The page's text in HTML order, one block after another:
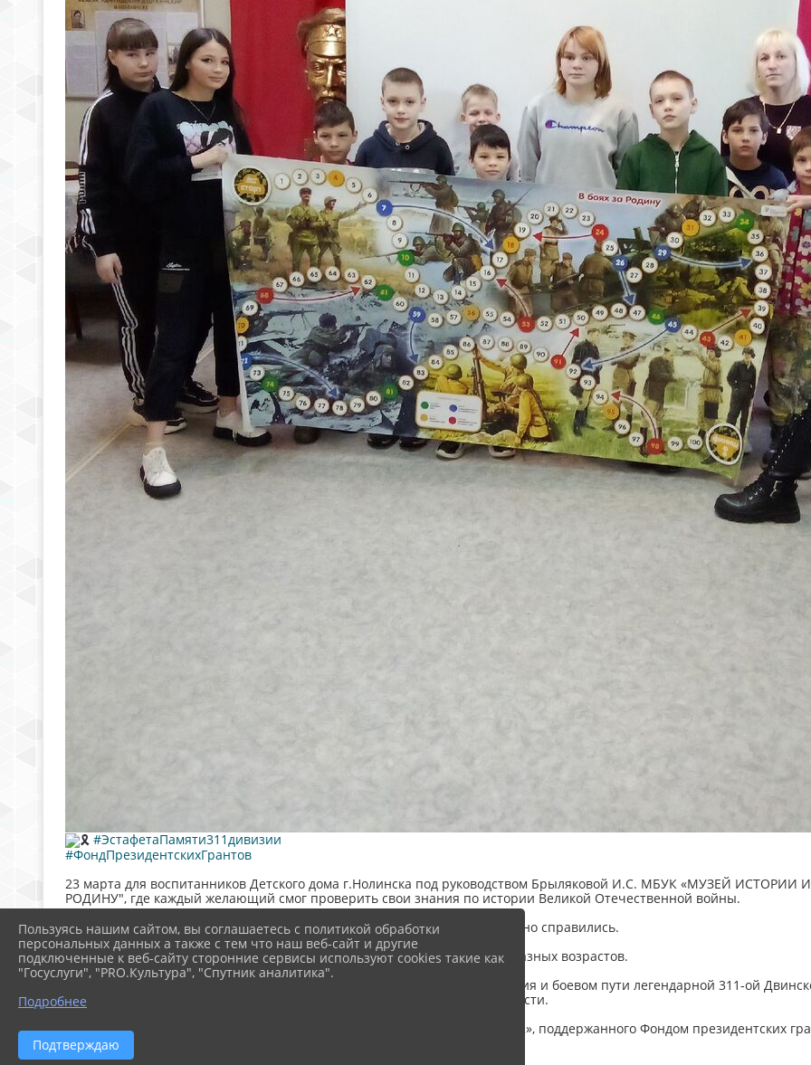
#ЭстафетаПамяти311дивизии
#ФондПрезидентскихГрантов
23 марта для воспитанников Детского дома г.Нолинска под руководством Брыляковой И.С. МБУК «МУЗЕЙ
РОДИНУ", где каждый желающий смог проверить свои знания по истории Великой Отечественной войны.
Детям был предложен первый уровень сложности. с которым они отлично справились.
Игра имеет три уровня сложности, поэтому доступна для посетителей разных возрастов.
Перед началом мероприятия посетители знакомятся с историей создания и боевом пути легендарной 311-ой
дивизии, сформированной в июле 1941 года из жителей Кировской области.
Игра была создана в рамках проекта «Эстафета Памяти 311 дивизии — 2», поддержанного Фондом президентских
памяти.
Пользуясь нашим сайтом, вы соглашаетесь с политикой обработки
персональных данных а также с тем что наш веб-сайт и другие
подключенные к веб-сайту сторонние сервисы используют cookies такие как
"Госуслуги", "PRO.Культура", "Спутник аналитика".
Подробнее
Подтверждаю